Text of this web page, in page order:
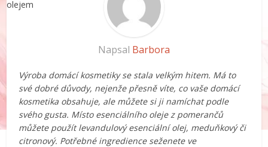
Napsal Barbora
Výroba domácí kosmetiky se stala velkým hitem. Má to
své dobré důvody, nejenže přesně víte, co vaše domácí
kosmetika obsahuje, ale můžete si ji namíchat podle
svého gusta. Místo esenciálního oleje z pomerančů
můžete použít levandulový esenciální olej, meduňkový či
citronový. Potřebné ingredience seženete ve